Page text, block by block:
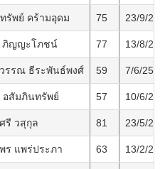
รัพย์ คร้ามอุดม 75 23/9/
ภิญญะโภชน์ 77 13/8/
รรณ ธีระพันธ์พงศ์ 59 7/6/2563
อสัมภินทรัพย์ 57 10/6/
รี วสุกุล 81 23/5/
ร แพร่ประภา 63 13/2/